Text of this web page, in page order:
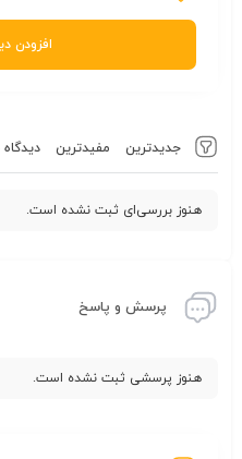
جدیدترین مفیدترین دیدگاه
هنوز بررسی‌ای ثبت نشده است.
افزودن
پرسش و پاسخ
هنوز پرسشی ثبت نشده است.